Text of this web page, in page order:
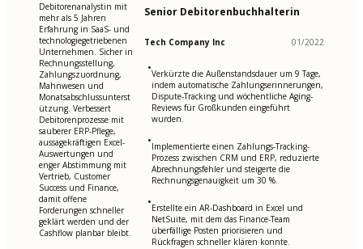
Debitorenanalystin mit
mehr als 5 Jahren
Erfahrung in SaaS- und
technologiegetriebenen
Unternehmen. Sicher in
Rechnungsstellung,
Zahlungszuordnung,
Mahnwesen und
Monatsabschlussunterst
ützung. Verbessert
Debitorenprozesse mit
sauberer ERP-Pflege,
aussagekräftigen Excel-
Auswertungen und
enger Abstimmung mit
Vertrieb, Customer
Success und Finance,
damit offene
Forderungen schneller
geklärt werden und der
Cashflow planbar bleibt.
Senior Debitorenbuchhalterin
Tech Company Inc 01/2022
•Verkürzte die Außenstandsdauer um 9 Tage,
indem automatische Zahlungserinnerungen,
Dispute-Tracking und wöchentliche Aging-
Reviews für Großkunden eingeführt
wurden.
•Implementierte einen Zahlungs-Tracking-
Prozess zwischen CRM und ERP, reduzierte
Abrechnungsfehler und steigerte die
Rechnungsgenauigkeit um 30 %.
•Erstellte ein AR-Dashboard in Excel und
NetSuite, mit dem das Finance-Team
überfällige Posten priorisieren und
Rückfragen schneller klären konnte.